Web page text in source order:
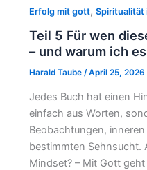
Erfolg mit gott, Spiritualität
Teil 5 Für wen
– und warum ich
Harald Taube /April 25, 2026
Jedes Buch hat einen
einfach aus Worten,
Beobachtungen,
bestimmten Sehnsucht.
Mindset? – Mit Gott